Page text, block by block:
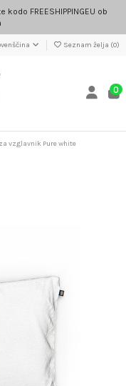
FREESHIPPINGEU ob
Seznam želja (0)
0
vzglavnik Pure white